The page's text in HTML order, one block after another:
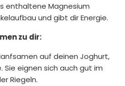
enthaltene Magnesium
und gibt dir Energie.
zu dir:
auf deinen Joghurt,
Sie eignen sich auch gut im
Riegeln.